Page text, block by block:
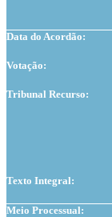
Data do Acordão:
Votação:
Tribunal Recurso:
Texto Integral:
Meio Processual: